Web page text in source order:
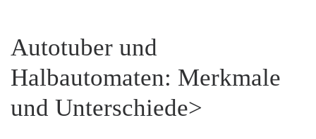
Autotuber und
Halbautomaten: Merkmale
und Unterschiede>